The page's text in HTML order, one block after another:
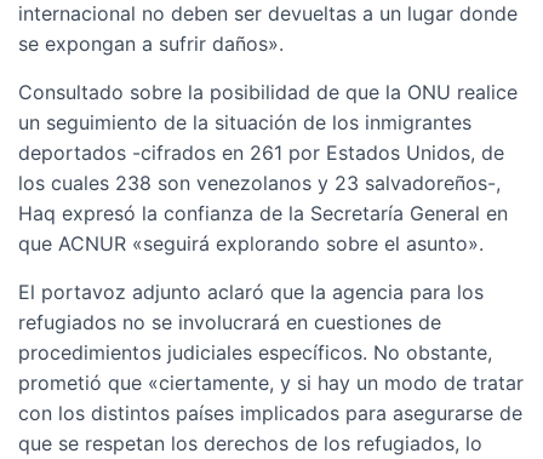
internacional no deben ser devueltas a un lugar donde
se expongan a sufrir daños».
Consultado sobre la posibilidad de que la ONU realice
un seguimiento de la situación de los inmigrantes
deportados -cifrados en 261 por Estados Unidos, de
los cuales 238 son venezolanos y 23 salvadoreños-,
Haq expresó la confianza de la Secretaría General en
que ACNUR «seguirá explorando sobre el asunto».
El portavoz adjunto aclaró que la agencia para los
refugiados no se involucrará en cuestiones de
procedimientos judiciales específicos. No obstante,
prometió que «ciertamente, y si hay un modo de tratar
con los distintos países implicados para asegurarse de
que se respetan los derechos de los refugiados, lo